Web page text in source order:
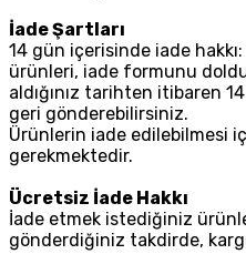
İade Şartları
14 gün içerisinde iade
ürünleri, iade formunu
aldığınız tarihten itibaren
geri gönderebilirsiniz.
Ürünlerin iade edilebilmesi
gerekmektedir.
Ücretsiz İade Hakkı
İade etmek istediğiniz
gönderdiğiniz takdirde,